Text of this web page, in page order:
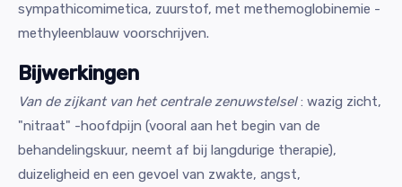
sympathicomimetica, zuurstof, met methemoglobinemie -
methyleenblauw voorschrijven.
Bijwerkingen
Van de zijkant van het centrale zenuwstelsel: wazig zicht,
"nitraat" -hoofdpijn (vooral aan het begin van de
behandelingskuur, neemt af bij langdurige therapie),
duizeligheid en een gevoel van zwakte, angst,